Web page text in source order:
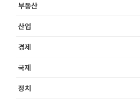
부동산
산업
경제
국제
정치